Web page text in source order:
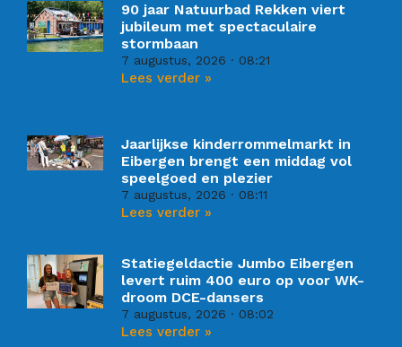
90 jaar Natuurbad Rekken viert
jubileum met spectaculaire
stormbaan
7 augustus, 2026 08:21
Lees verder »
Jaarlijkse kinderrommelmarkt in
Eibergen brengt een middag vol
speelgoed en plezier
7 augustus, 2026 08:11
Lees verder »
Statiegeldactie Jumbo Eibergen
levert ruim 400 euro op voor WK-
droom DCE-dansers
7 augustus, 2026 08:02
Lees verder »